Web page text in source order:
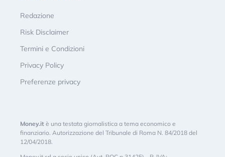
Redazione
Risk Disclaimer
Termini e Condizioni
Privacy Policy
Preferenze privacy
Money.it è una testata giornalistica a tema economico e
finanziario. Autorizzazione del Tribunale di Roma N. 84/2018 del
12/04/2018.